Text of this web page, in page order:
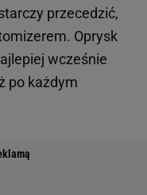
przecedzić,
Oprysk
wcześnie
po każdym